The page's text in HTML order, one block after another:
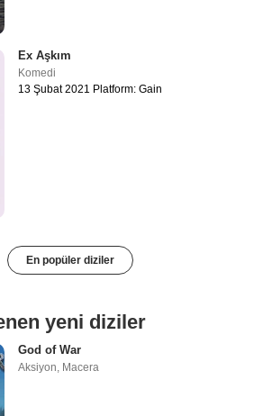
Ex Aşkım
Komedi
13 Şubat 2021 Platform: Gain
En popüler diziler
yeni diziler
God of War
Aksiyon Macera